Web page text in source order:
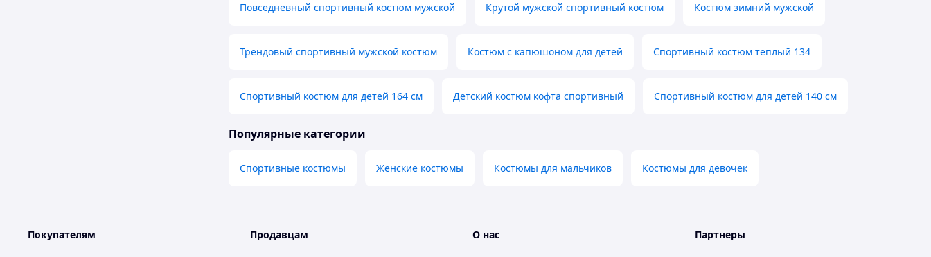
Повседневный спортивный костюм мужской Крутой мужской спортивный костюм Костюм зимний мужской
Трендовый спортивный мужской костюм Костюм с капюшоном для детей Спортивный костюм теплый 134
Спортивный костюм для детей 164 см Детский костюм кофта спортивный Спортивный костюм для детей 140 см
Популярные категории
Спортивные костюмы Женские костюмы Костюмы для мальчиков Костюмы для девочек
Покупателям Продавцам О нас Партнеры